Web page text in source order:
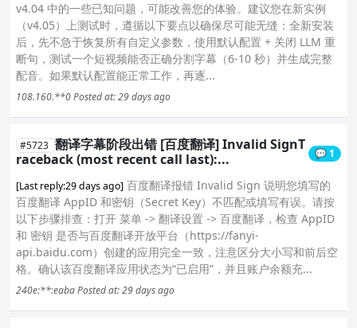
v4.04 中的一些已知问题，可能改善您的体验。建议您在新实例
（v4.05）上测试时，遵循以下要点以确保尽可能无缝：全新安装
后，先不急于恢复所有自定义参数，使用默认配置 + 关闭 LLM 重
断句，测试一个短视频能否正确分割字幕（6‑10 秒）并生成完整
配音。如果默认配置能正常工作，再逐...
108.160.**0Posted at: 29 days ago
#5723 翻译字幕阶段出错 [百度翻译] Invalid SignT
raceback (most recent call last):...
💬 1
[Last reply:29 days ago] 百度翻译报错 Invalid Sign 说明您填写的
百度翻译 AppID 和密钥（Secret Key）不匹配或填写有误。请按
以下步骤排查：打开 菜单 -> 翻译设置 -> 百度翻译，检查 AppID
和 密钥 是否与百度翻译开放平台（https://fanyi-
api.baidu.com）创建的应用完全一致，注意区分大小写和前后空
格。确认该百度翻译应用状态为“已启用”，并且账户余额充...
240e:**:eabaPosted at: 29 days ago